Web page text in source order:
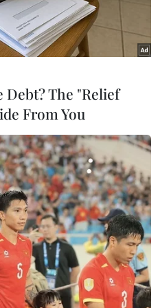
(Nguồn: Bloomberg News)
Tổng thống Italy
12 đã quyết định triệu
đến Phủ Tổng
mẽ cho thấy ông
Gentiloni làm nhân
chính phủ mới.
Debt? The "Relief
From You